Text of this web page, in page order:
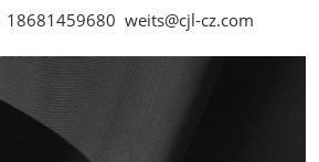
weits@cjl-cz.com